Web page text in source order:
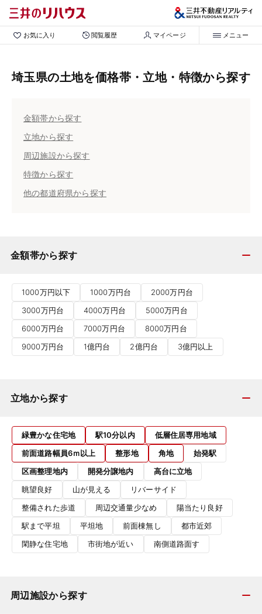
お気に入り 閲覧履歴 マイページ メニュー
埼玉県の土地を価格帯・立地・特徴から探す
金額帯から探す
立地から探す
周辺施設から探す
特徴から探す
他の都道府県から探す
金額帯から探す
1000万円以下 1000万円台
2000万円台
3000万円台
4000万円台
5000万円台
6000万円台
7000万円台
8000万円台
9000万円台
1億円台 2億円台 3億円以上
立地から探す
緑豊かな住宅地 駅10分以内
低層住居専用地域
前面道路幅員6ｍ以上
整形地 角地
始発駅
区画整理地内
開発分譲地内
高台に立地
眺望良好
山が見える
リバーサイド
整備された歩道
周辺交通量少なめ
陽当たり良好
駅まで平坦
平坦地 前面棟無し
都市近郊
閑静な住宅地
市街地が近い 南側道路面す
周辺施設から探す